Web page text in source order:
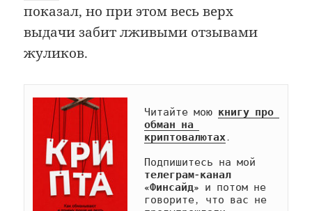
показал, но при этом весь верх
выдачи забит лживыми отзывами
жуликов.
Читайте мою книгу про
обман на
криптовалютах .
телеграм-канал
«Финсайд» и потом не
говорите, что вас не